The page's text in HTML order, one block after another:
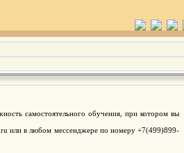
самостоятельного обучения, при котором вы
или в любом мессенджере по номеру +7(499)899-